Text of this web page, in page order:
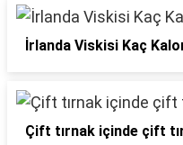
İrlanda Viskisi Kaç
Çift tırnak içinde çift